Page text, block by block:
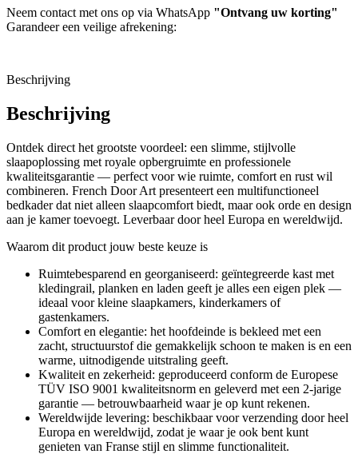
Neem contact met ons op via WhatsApp "Ontvang uw korting"
Garandeer een veilige afrekening:
Beschrijving
Beschrijving
Ontdek direct het grootste voordeel: een slimme, stijlvolle
slaapoplossing met royale opbergruimte en professionele
kwaliteitsgarantie — perfect voor wie ruimte, comfort en rust wil
combineren. French Door Art presenteert een multifunctioneel
bedkader dat niet alleen slaapcomfort biedt, maar ook orde en design
aan je kamer toevoegt. Leverbaar door heel Europa en wereldwijd.
Waarom dit product jouw beste keuze is
Ruimtebesparend en georganiseerd: geïntegreerde kast met
kledingrail, planken en laden geeft je alles een eigen plek —
ideaal voor kleine slaapkamers, kinderkamers of
gastenkamers.
Comfort en elegantie: het hoofdeinde is bekleed met een
zacht, structuurstof die gemakkelijk schoon te maken is en een
warme, uitnodigende uitstraling geeft.
Kwaliteit en zekerheid: geproduceerd conform de Europese
TÜV ISO 9001 kwaliteitsnorm en geleverd met een 2-jarige
garantie — betrouwbaarheid waar je op kunt rekenen.
Wereldwijde levering: beschikbaar voor verzending door heel
Europa en wereldwijd, zodat je waar je ook bent kunt
genieten van Franse stijl en slimme functionaliteit.